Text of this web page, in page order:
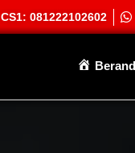
CS1: 081222102602